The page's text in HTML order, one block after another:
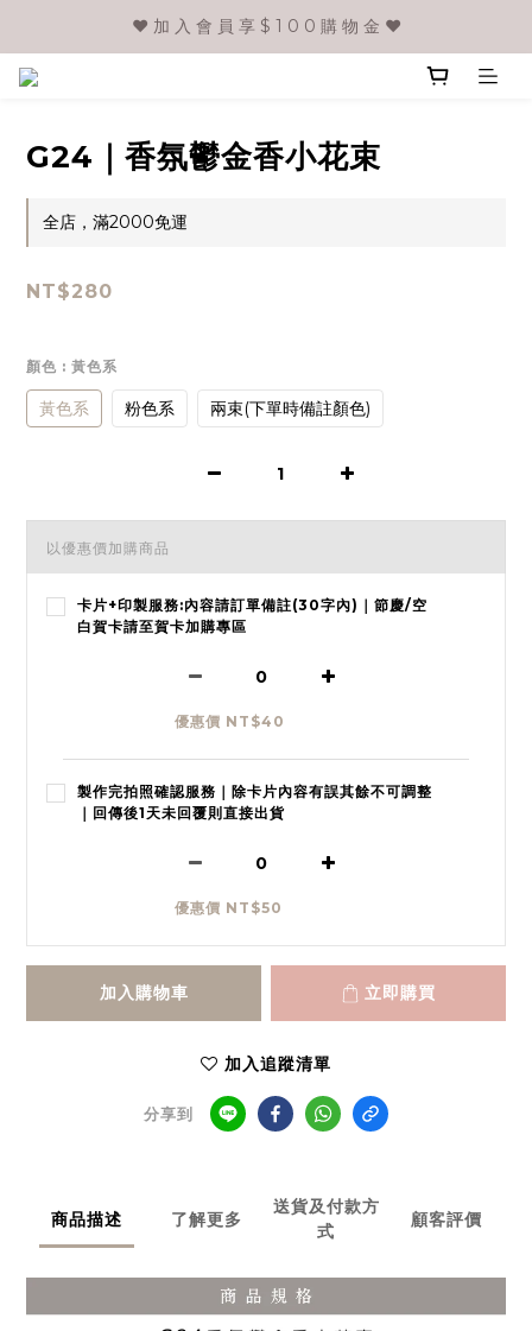
❤️ 加 入 會 員 享 $ 1 0 0 購 物 金 ❤️
G24｜香氛鬱金香小花束
全店，滿2000免運
NT$280
顏色 : 黃色系
黃色系 粉色系 兩束(下單時備註顏色)
以優惠價加購商品
卡片+印製服務:內容請訂單備註(30字內)｜節慶/空
白賀卡請至賀卡加購專區
優惠價 NT$40
製作完拍照確認服務｜除卡片內容有誤其餘不可調整
｜回傳後1天未回覆則直接出貨
優惠價 NT$50
加入購物車 立即購買
加入追蹤清單
分享到
商品描述 了解更多
送貨及付款方
式
顧客評價